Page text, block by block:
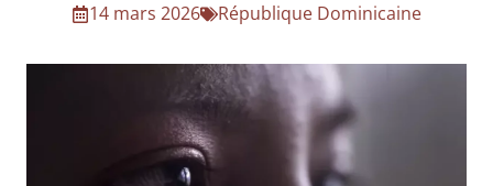
14 mars 2026 République Dominicaine